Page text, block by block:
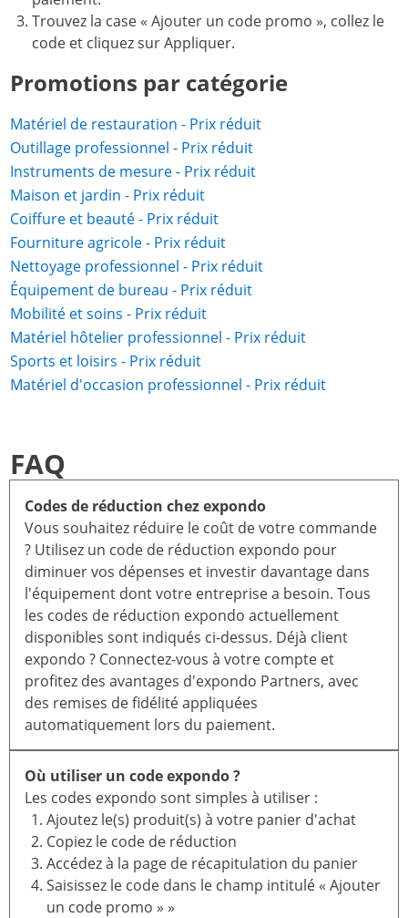
Trouvez la case « Ajouter un code promo », collez le
code et cliquez sur Appliquer.
Promotions par catégorie
Matériel de restauration - Prix réduit
Outillage professionnel - Prix réduit
Instruments de mesure - Prix réduit
Maison et jardin - Prix réduit
Coiffure et beauté - Prix réduit
Fourniture agricole - Prix réduit
Nettoyage professionnel - Prix réduit
Équipement de bureau - Prix réduit
Mobilité et soins - Prix réduit
Matériel hôtelier professionnel - Prix réduit
Sports et loisirs - Prix réduit
Matériel d'occasion professionnel - Prix réduit
FAQ
Codes de réduction chez expondo
Vous souhaitez réduire le coût de votre commande
? Utilisez un code de réduction expondo pour
diminuer vos dépenses et investir davantage dans
l'équipement dont votre entreprise a besoin. Tous
les codes de réduction expondo actuellement
disponibles sont indiqués ci-dessus. Déjà client
expondo ? Connectez-vous à votre compte et
profitez des avantages d'expondo Partners, avec
des remises de fidélité appliquées
automatiquement lors du paiement.
Où utiliser un code expondo ?
Les codes expondo sont simples à utiliser :
Ajoutez le(s) produit(s) à votre panier d'achat
Copiez le code de réduction
Accédez à la page de récapitulation du panier
Saisissez le code dans le champ intitulé « Ajouter
un code promo » »